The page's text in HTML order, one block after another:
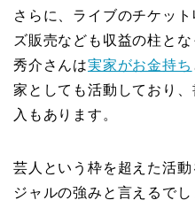
さらに、ライブのチケッ
ズ販売なども収益の柱と
秀介さんは実家がお金持ち
家としても活動しており
入もあります。
芸人という枠を超えた活
ジャルの強みと言えるで